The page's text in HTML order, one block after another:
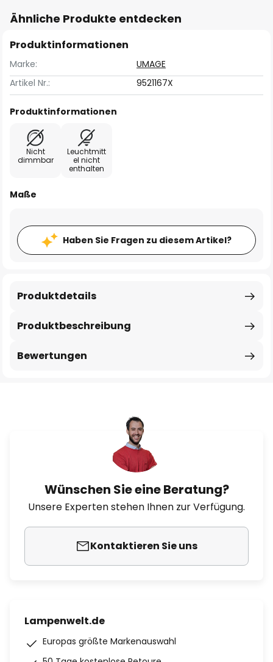
Ähnliche Produkte entdecken
Produktinformationen
Marke:
UMAGE
Artikel Nr.:
9521167X
Produktinformationen
Nicht
dimmbar
Leuchtmitt
el nicht
enthalten
Maße
Haben Sie Fragen zu diesem Artikel?
Produktbeschreibung
Produktdetails
Bewertungen
Wünschen Sie eine Beratung?
Unsere Experten stehen Ihnen zur Verfügung.
Kontaktieren Sie uns
Lampenwelt.de
Europas größte Markenauswahl